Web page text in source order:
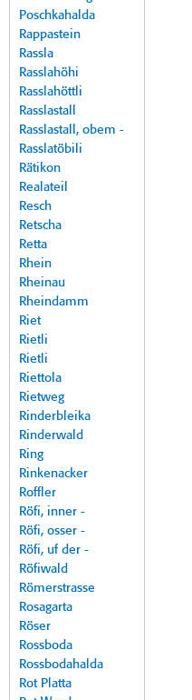
Poschkahalda
Rappastein
Rassla
Rasslahöhi
Rasslahöttli
Rasslastall
Rasslastall, obem -
Rasslatöbili
Rätikon
Realateil
Resch
Retscha
Retta
Rhein
Rheinau
Rheindamm
Riet
Rietli
Rietli
Riettola
Rietweg
Rinderbleika
Rinderwald
Ring
Rinkenacker
Roffler
Röfi, inner -
Röfi, osser -
Röfi, uf der -
Röfiwald
Römerstrasse
Rosagarta
Röser
Rossboda
Rossbodahalda
Rot Platta